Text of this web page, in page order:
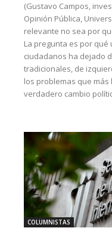
(Gustavo Campos,
Opinión Pública,
relevante no sea por
La pregunta es por
ciudadanos ha dejado
tradicionales, de
los problemas que
verdadero cambio
COLUMNISTAS